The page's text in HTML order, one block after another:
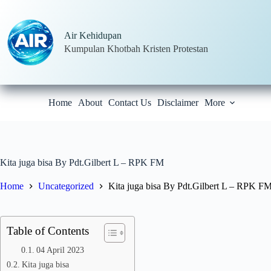
content
Air Kehidupan
Kumpulan Khotbah Kristen Protestan
Home About Contact Us Disclaimer More
Kita juga bisa By Pdt.Gilbert L – RPK FM
Home Uncategorized Kita juga bisa By Pdt.Gilbert L – RPK
Table of Contents
04 April 2023
Kita juga bisa